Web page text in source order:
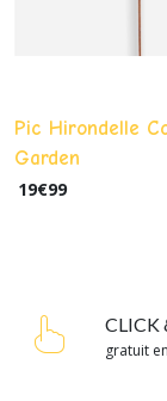
Pic Hirondelle
Garden
19€99
CLICK
gratuit